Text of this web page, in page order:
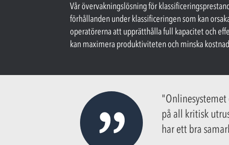
Vår övervakningslösning för
förhållanden under klassificeringen som kan
operatörerna att upprätthålla full kapacitet och
kan maximera produktiviteten och minska
på all kritisk
har ett bra